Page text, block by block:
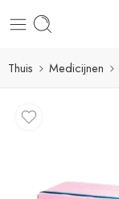
Thuis Medicijnen